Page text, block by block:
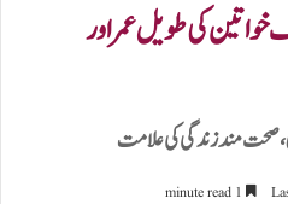
کی طویل عمر اور
صحت مند زندگی کی علامت